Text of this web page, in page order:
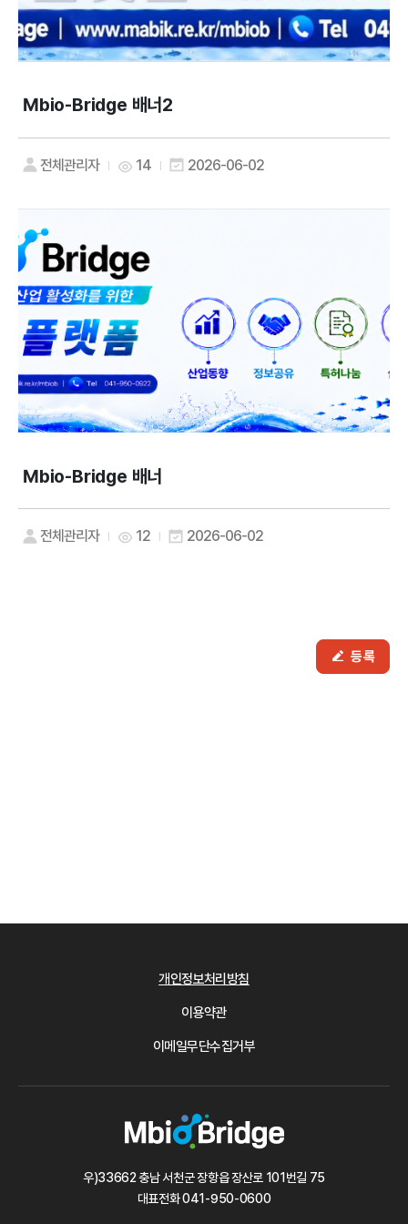
Mbio-Bridge 배너2
전체관리자 14 2026-06-02
Mbio-Bridge 배너
전체관리자 12 2026-06-02
등록
개인정보처리방침
이용약관
이메일무단수집거부
우)33662 충남 서천군 장항읍 장산로 101번길 75
대표전화041-950-0600